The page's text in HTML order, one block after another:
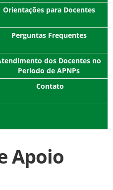
Orientações para Docentes
Perguntas Frequentes
dos Docentes no
Período de APNPs
Contato
Apoio